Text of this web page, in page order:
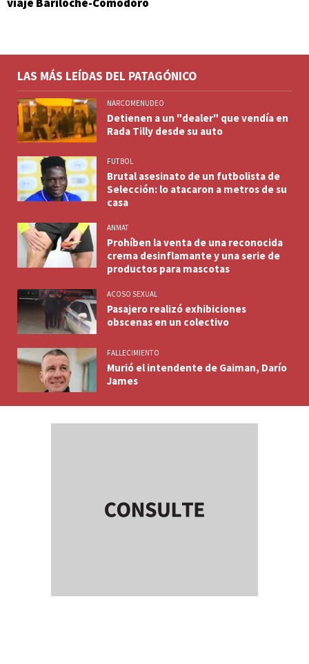
LAS MÁS LEÍDAS DEL PATAGÓNICO
NARCOMENUDEO
Detienen a un "dealer" que vendía en
Rada Tilly desde su auto
FUTBOL
Brutal asesinato de un futbolista de
Selección: lo atacaron a metros de su
casa
ANMAT
Prohíben la venta de una reconocida
crema desinflamante y una serie de
productos para mascotas
ACOSO SEXUAL
Pasajero realizó exhibiciones
obscenas en un colectivo
FALLECIMIENTO
Murió el intendente de Gaiman, Darío
James